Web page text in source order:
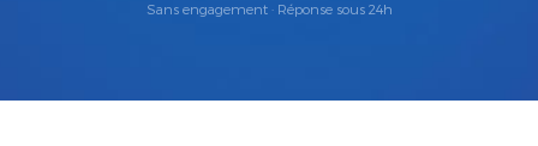
Sans engagement · Réponse sous 24h